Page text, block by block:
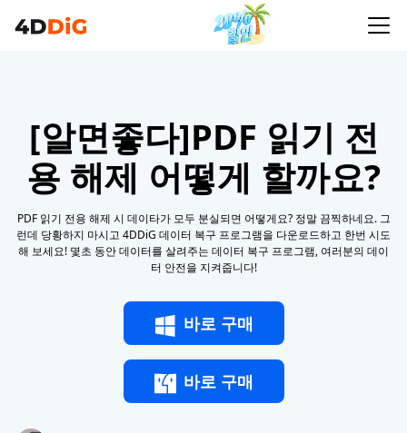
[알면좋다]PDF 읽기 전
용 해제 어떻게 할까요?
PDF 읽기 전용 해제 시 데이타가 모두 분실되면 어떻게요? 정말 끔찍하네요. 그
런데 당황하지 마시고 4DDiG 데이터 복구 프로그램을 다운로드하고 한번 시도
해 보세요! 몇초 동안 데이터를 살려주는 데이터 복구 프로그램, 여러분의 데이
터 안전을 지켜줍니다!
바로 구매
바로 구매